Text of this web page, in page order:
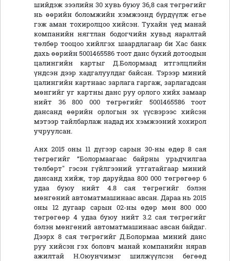
шийдэж зээлийн 30 хувь буюу 36,8 сая төгрөгийг
нь өөрийн боломжийн хэмжээнд бүрдүүлж егье
гэж аман тохиролцоо хийсэн. Тухайн үед манай
компанийн нягтлан бодогчийн хувьд яаралтай
төлбөр тооцоо хийлгэх шаардлагаар би Хас банк
дахь өөрийн 5001465586 тоот данс бүхий дотоодын
цалингийн картыг Д.Болормаад итгэлцлийн
үндсэн дээр хадгалуулдаг байсан. Тэрээр миний
цалингийн картнаас зарлага гаргаж, зарлагадсан
мөнгийг уг картны данс руу орлого хийх замаар
нийт 36 800 000 төгрөгийг 5001465586 тоот
дансанд өөрийн орлогын эх үүсвэрээс хийсэн
мэтээр тайлбарлаж надад их хэмжээний хохирол
учруулсан.
Анх 2015 оны 11 дүгээр сарын 30-ны өдөр 8 сая
төгрөгийг “Болормаагаас байрны урьдчилгаа
төлбөрт" гэсэн гүйлгээний утгатайгаар миний
дансанд хийж, тэр даруйдаа 800 000 төгрөгөөр 6
удаа буюу нийт 4.8 сая төгрөгийг бэлэн
мөнгөний автоматмашинаас авсан. Дараа нь 2015
оны 12 дугаар сарын 02-ны өдөр мөн 800 000
төгрөгөөр 4 удаа буюу нийт 3.2 сая төгрөгийг
бэлэн мөнгөний автоматмашинаас авсан байдаг.
Дээрх 8 сая төгрөгийг Д.Болормаа миний данс
руу хийсэн гэх боловч манай компанийн нярав
ажилтай Н.Оюунчимэг шилжүүлсэн бөгөөд